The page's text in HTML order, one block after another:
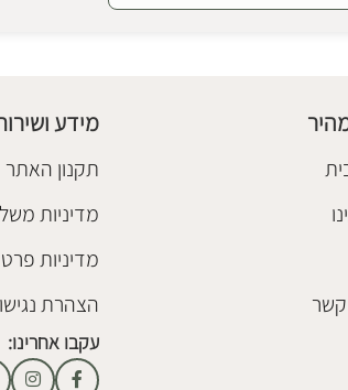
SALE
קשר
מידע
תקנון האתר
מדיניות
מדיניות
הצהרת
עקבו אחרינו: